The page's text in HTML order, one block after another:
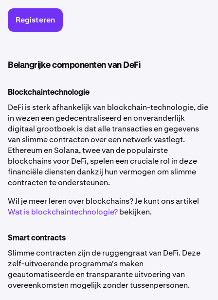
Registeren
Belangrijke componenten van DeFi
Blockchaintechnologie
DeFi is sterk afhankelijk van blockchain-technologie, die
in wezen een gedecentraliseerd en onveranderlijk
digitaal grootboek is dat alle transacties en gegevens
van slimme contracten over een netwerk vastlegt.
Ethereum en Solana, twee van de populairste
blockchains voor DeFi, spelen een cruciale rol in deze
financiële diensten dankzij hun vermogen om slimme
contracten te ondersteunen.
Wil je meer leren over blockchains? Je kunt ons artikel
Wat is blockchaintechnologie?bekijken.
Smart contracts
Slimme contracten zijn de ruggengraat van DeFi. Deze
zelf-uitvoerende programma's maken
geautomatiseerde en transparante uitvoering van
overeenkomsten mogelijk zonder tussenpersonen.